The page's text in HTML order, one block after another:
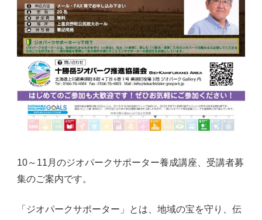
10～11月のジオパークサポーター養成講座、受講者募
集のご案内です。
「ジオパークサポーター」とは、地域の宝を守り、伝